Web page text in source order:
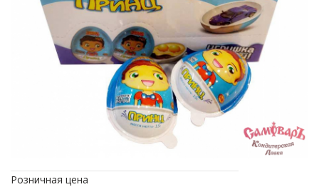
Розничная цена